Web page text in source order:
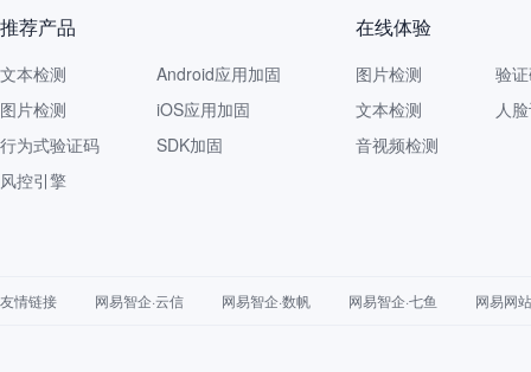
推荐产品
文本检测
图片检测
行为式验证码
风控引擎
Android应用加固
iOS应用加固
SDK加固
在线体验
图片检测
文本检测
音视频检测
验
人
友情链接 网易智企·云信 网易智企·数帆 网易智企·七鱼 网易网